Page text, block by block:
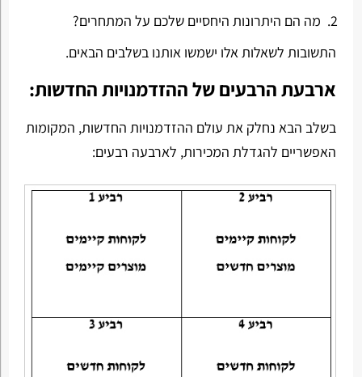
מה הם היתרונות היחסיים שלכם על המתחרים?
התשובות לשאלות אלו ישמשו אותנו בשלבים הבאים.
ארבעת הרבעים של ההזדמנויות החדשות:
בשלב הבא נחלק את עולם ההזדמנויות החדשות, המקומות
האפשריים להגדלת המכירות, לארבעה רבעים: